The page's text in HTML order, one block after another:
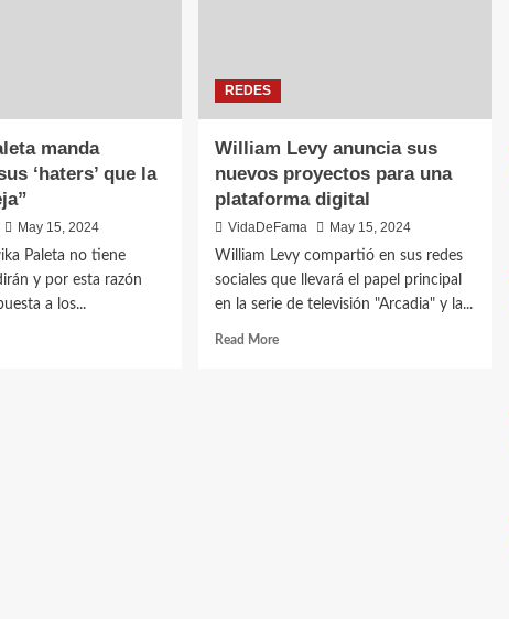
manda
‘haters’ que la
May 15, 2024
Paleta no tiene
y por esta razón
a los...
REDES
William Levy anuncia sus
nuevos proyectos para una
plataforma digital
VidaDeFama
May 15, 2024
William Levy compartió en sus redes
sociales que llevará el papel principal
en la serie de televisión "Arcadia" y la...
Read More